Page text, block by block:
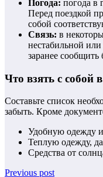
Погода: погода в
Перед поездкой
собой
Связь: в
нестабильной
заранее
Что взять с собой
Составьте список
забыть. Кроме
Удобную одежду и
Теплую одежду,
Средства от
Previous post